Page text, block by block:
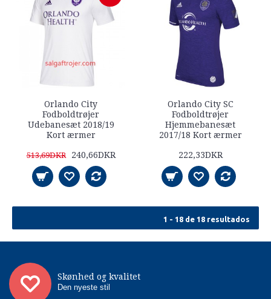
Orlando City
Fodboldtrøjer
Udebanesæt 2018/19
Kort ærmer
513,69DKR 240,66DKR
Orlando City SC
Fodboldtrøjer
Hjemmebanesæt
2017/18 Kort ærmer
222,33DKR
1 - 18 de 18 resultados
Skønhed og kvalitet
Den nyeste stil